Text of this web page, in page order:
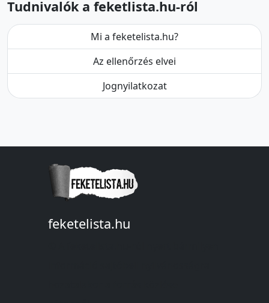
Tudnivalók a feketlista.hu-ról
Mi a feketelista.hu?
Az ellenőrzés elvei
Jognyilatkozat
feketelista.hu